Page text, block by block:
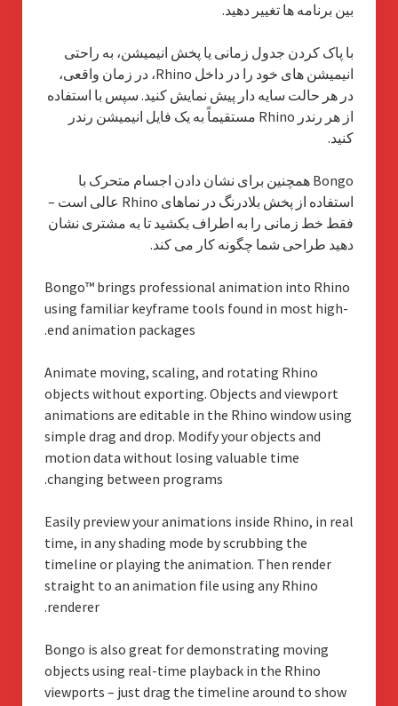
بین برنامه ها تغییر دهید.
با پاک کردن جدول زمانی یا پخش انیمیشن، به راحتی
انیمیشن های خود را در داخل Rhino، در زمان واقعی،
در هر حالت سایه دار پیش نمایش کنید. سپس با استفاده
از هر رندر Rhino مستقیماً به یک فایل انیمیشن رندر
کنید.
Bongo همچنین برای نشان دادن اجسام متحرک با
استفاده از پخش بلادرنگ در نماهای Rhino عالی است –
فقط خط زمانی را به اطراف بکشید تا به مشتری نشان
دهید طراحی شما چگونه کار می کند.
Bongo™ brings professional animation into Rhino
using familiar keyframe tools found in most high-
end animation packages.
Animate moving, scaling, and rotating Rhino
objects without exporting. Objects and viewport
animations are editable in the Rhino window using
simple drag and drop. Modify your objects and
motion data without losing valuable time
changing between programs.
Easily preview your animations inside Rhino, in real
time, in any shading mode by scrubbing the
timeline or playing the animation. Then render
straight to an animation file using any Rhino
renderer.
Bongo is also great for demonstrating moving
objects using real-time playback in the Rhino
viewports – just drag the timeline around to show